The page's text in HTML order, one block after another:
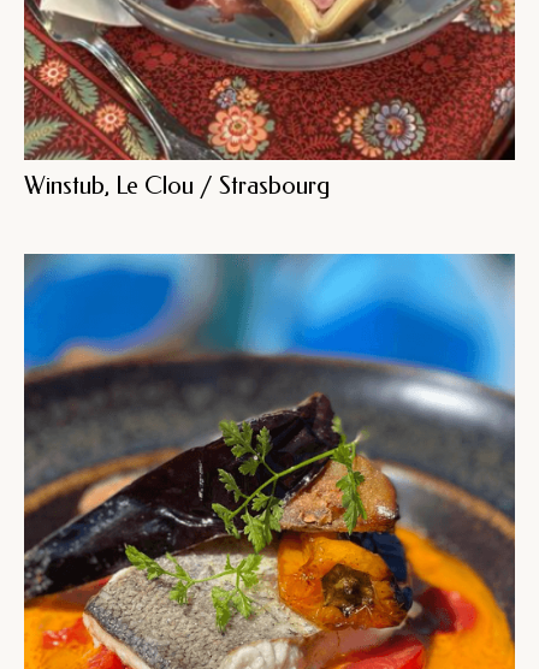
Winstub, Le Clou / Strasbourg